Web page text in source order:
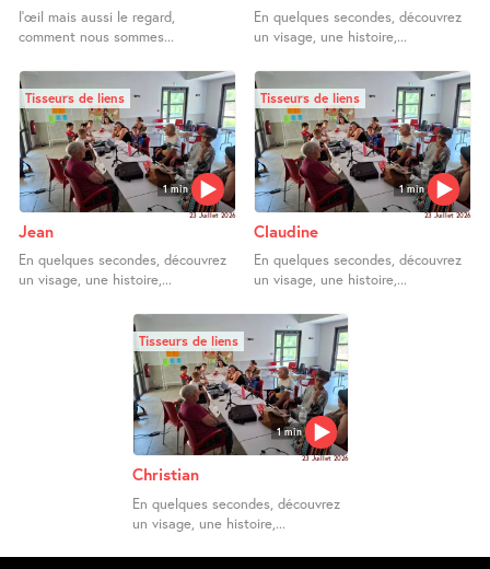
l’œil mais aussi le regard,
comment nous sommes...
En quelques secondes, découvrez
un visage, une histoire,...
1 min
Tisseurs de liens
23 Juillet 2026
Jean
En quelques secondes, découvrez
un visage, une histoire,...
1 min
Tisseurs de liens
23 Juillet 2026
Claudine
En quelques secondes, découvrez
un visage, une histoire,...
1 min
Tisseurs de liens
23 Juillet 2026
Christian
En quelques secondes, découvrez
un visage, une histoire,...